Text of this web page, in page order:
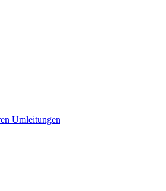
Umleitungen